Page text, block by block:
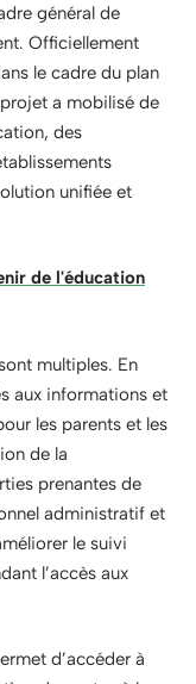
général de
Officiellement
le cadre du plan
a mobilisé de
des
unifiée et
de l'éducation
multiples. En
aux informations et
les parents et les
de la
prenantes de
administratif et
le suivi
l’accès aux
d’accéder à